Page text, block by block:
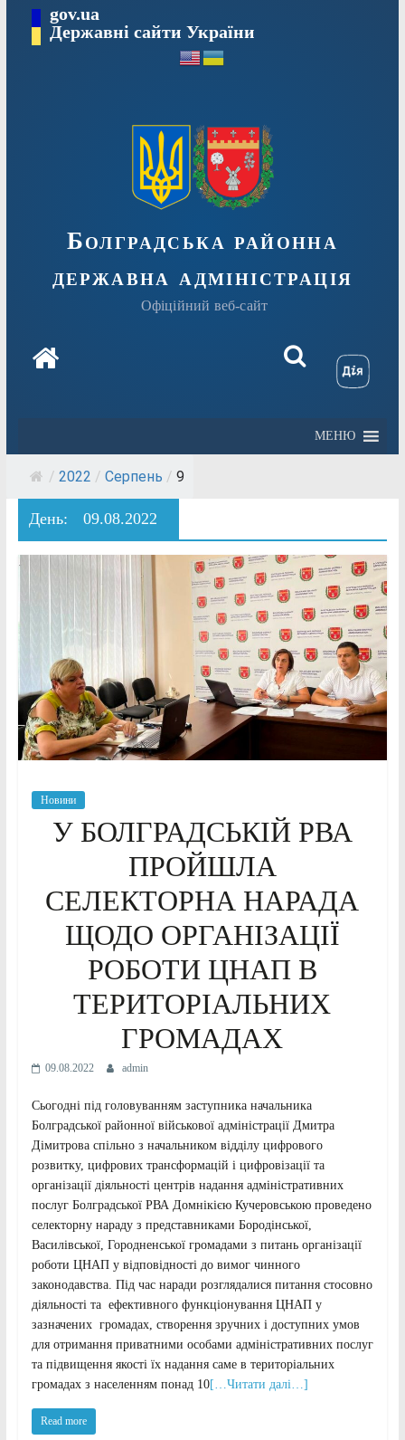
Перейтиgov.ua
Державні сайти України
Болградська районна
державна адміністрація
Офіційний веб-сайт
МЕНЮ
/ 2022 / Серпень / 9
День: 09.08.2022
Новини
У БОЛГРАДСЬКІЙ РВА
ПРОЙШЛА
СЕЛЕКТОРНА НАРАДА
ЩОДО ОРГАНІЗАЦІЇ
РОБОТИ ЦНАП В
ТЕРИТОРІАЛЬНИХ
ГРОМАДАХ
09.08.2022 admin
Сьогодні під головуванням заступника начальника
Болградської районної військової адміністрації Дмитра
Дімитрова спільно з начальником відділу цифрового
розвитку, цифрових трансформацій і цифровізації та
організації діяльності центрів надання адміністративних
послуг Болградської РВА Домнікією Кучеровською проведено
селекторну нараду з представниками Бородінської,
Василівської, Городненської громадами з питань організації
роботи ЦНАП у відповідності до вимог чинного
законодавства. Під час наради розглядалися питання стосовно
діяльності та ефективного функціонування ЦНАП у
зазначених громадах, створення зручних і доступних умов
для отримання приватними особами адміністративних послуг
та підвищення якості їх надання саме в територіальних
громадах з населенням понад 10[…Читати далі…]
Read more